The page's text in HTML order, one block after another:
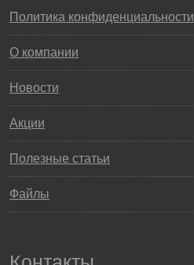
Политика конфиденциальности
О компании
Новости
Акции
Полезные статьи
Файлы